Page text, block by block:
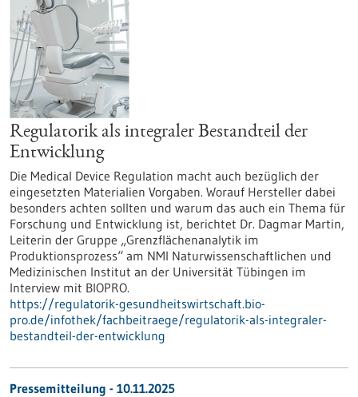
Regulatorik als integraler Bestandteil der
Entwicklung
Die Medical Device Regulation macht auch bezüglich der
eingesetzten Materialien Vorgaben. Worauf Hersteller dabei
besonders achten sollten und warum das auch ein Thema für
Forschung und Entwicklung ist, berichtet Dr. Dagmar Martin,
Leiterin der Gruppe „Grenzflächenanalytik im
Produktionsprozess“ am NMI Naturwissenschaftlichen und
Medizinischen Institut an der Universität Tübingen im
Interview mit BIOPRO.
https://regulatorik-gesundheitswirtschaft.bio-
pro.de/infothek/fachbeitraege/regulatorik-als-integraler-
bestandteil-der-entwicklung
Pressemitteilung - 10.11.2025